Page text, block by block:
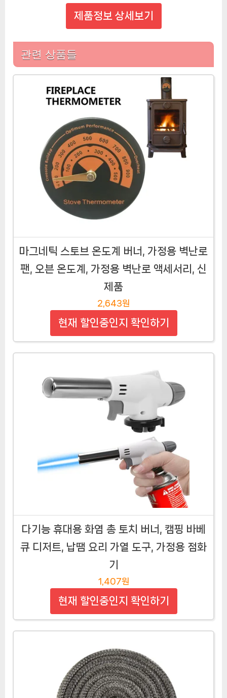
제품정보 상세보기
관련 상품들
마그네틱 스토브 온도계 버너, 가정용 벽난로
팬, 오븐 온도계, 가정용 벽난로 액세서리, 신
제품
2,643원
현재 할인중인지 확인하기
다기능 휴대용 화염 총 토치 버너, 캠핑 바베
큐 디저트, 납땜 요리 가열 도구, 가정용 점화
기
1,407원
현재 할인중인지 확인하기